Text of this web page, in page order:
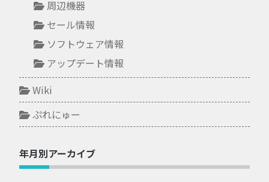
周辺機器
セール情報
ソフトウェア情報
アップデート情報
Wiki
ぷれにゅー
年月別アーカイブ